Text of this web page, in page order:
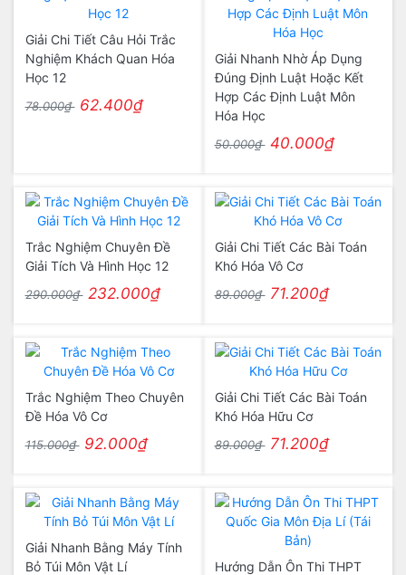
Giải Chi Tiết Câu Hỏi Trắc
Nghiệm Khách Quan Hóa
Học 12
78.000₫ 62.400₫
Giải Nhanh Nhờ Áp Dụng
Đúng Định Luật Hoặc Kết
Hợp Các Định Luật Môn
Hóa Học
50.000₫ 40.000₫
Trắc Nghiệm Chuyên Đề
Giải Tích Và Hình Học 12
290.000₫ 232.000₫
Giải Chi Tiết Các Bài Toán
Khó Hóa Vô Cơ
89.000₫ 71.200₫
Trắc Nghiệm Theo Chuyên
Đề Hóa Vô Cơ
115.000₫ 92.000₫
Giải Chi Tiết Các Bài Toán
Khó Hóa Hữu Cơ
89.000₫ 71.200₫
Giải Nhanh Bằng Máy Tính
Bỏ Túi Môn Vật Lí
Hướng Dẫn Ôn Thi THPT